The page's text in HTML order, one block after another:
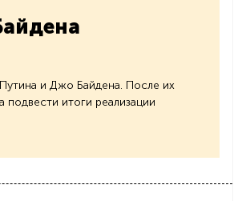
и Джо Байдена. После их
итоги реализации